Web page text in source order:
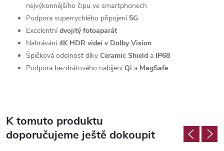
nejvýkonnějšího čipu ve smartphonech
Podpora superrychlého připojení 5G
Excelentní dvojitý fotoaparát
Nahrávání 4K HDR videí v Dolby Vision
Špičková odolnost díky Ceramic Shield a IP68
Podpora bezdrátového nabíjení Qi a MagSafe
K tomuto produktu
doporučujeme ještě dokoupit